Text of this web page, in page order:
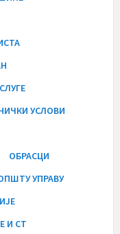
УСЛОВИ
ОБРАСЦИ
УПРАВУ
И СТ